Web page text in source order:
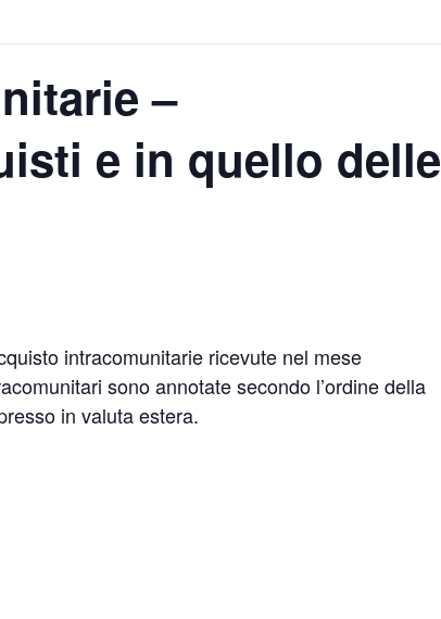
–
e in quello delle
intracomunitarie ricevute nel mese
sono annotate secondo l’ordine della
in valuta estera.